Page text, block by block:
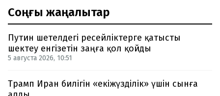
Соңғы жаңалықтар
Путин шетелдегі ресейліктерге қатысты
шектеу енгізетін заңға қол қойды
5 августа 2026, 10:51
Трамп Иран билігін «екіжүзділік» үшін сынға